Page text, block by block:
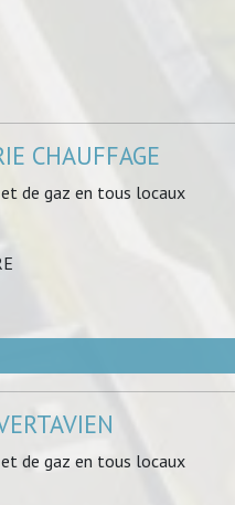
CHAUFFAGE
de gaz en tous locaux
de gaz en tous locaux